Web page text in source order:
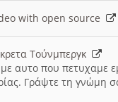
with open source
Τούνμπεργκ
αυτο που πετυχαμε
Γράψτε τη γνώμη